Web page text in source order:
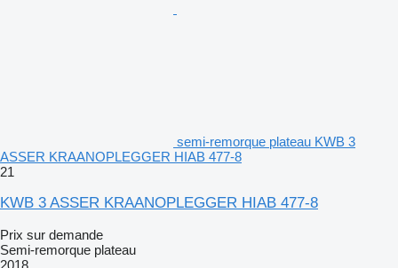
semi-remorque plateau KWB 3
ASSER KRAANOPLEGGER HIAB 477-8
21
KWB 3 ASSER KRAANOPLEGGER HIAB 477-8
Prix sur demande
Semi-remorque plateau
2018